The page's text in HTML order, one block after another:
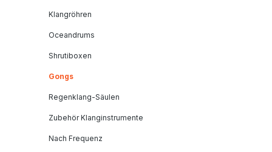
Klangröhren
Oceandrums
Shrutiboxen
Gongs
Regenklang-Säulen
Zubehör Klanginstrumente
Nach Frequenz